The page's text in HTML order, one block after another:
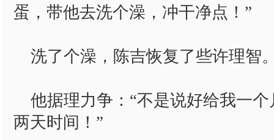
蛋，带他去洗个澡，冲干净点！”
洗了个澡，陈吉恢复了些许理智
他据理力争：“不是说好给我一
两天时间！”